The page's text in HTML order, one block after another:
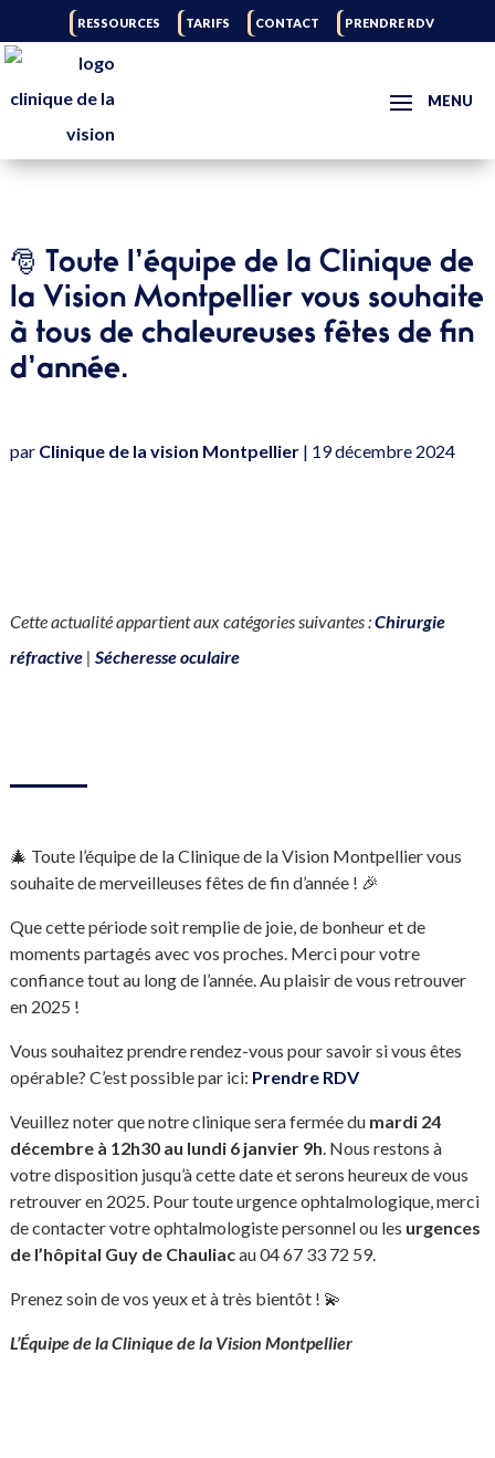
RESSOURCES TARIFS CONTACT PRENDRE RDV
🎅 Toute l’équipe de la Clinique de
la Vision Montpellier vous souhaite
à tous de chaleureuses fêtes de fin
d’année.
par Clinique de la vision Montpellier| 19 décembre 2024
Cette actualité appartient aux catégories suivantes :Chirurgie
réfractive| Sécheresse oculaire
🎄 Toute l’équipe de la Clinique de la Vision Montpellier vous
souhaite de merveilleuses fêtes de fin d’année ! 🎉
Que cette période soit remplie de joie, de bonheur et de
moments partagés avec vos proches. Merci pour votre
confiance tout au long de l’année. Au plaisir de vous retrouver
en 2025 !
Vous souhaitez prendre rendez-vous pour savoir si vous êtes
opérable? C’est possible par ici: Prendre RDV
Veuillez noter que notre clinique sera fermée du mardi 24
décembreà 12h30 au lundi 6 janvier9h. Nous restons à
votre disposition jusqu’à cette date et serons heureux de vous
retrouver en 2025. Pour toute urgence ophtalmologique, merci
de contacter votre ophtalmologiste personnel ou les urgences
de l’hôpital Guy de Chauliacau 04 67 33 72 59.
Prenez soin de vos yeux et à très bientôt ! 💫
L’Équipe de la Clinique de la Vision Montpellier